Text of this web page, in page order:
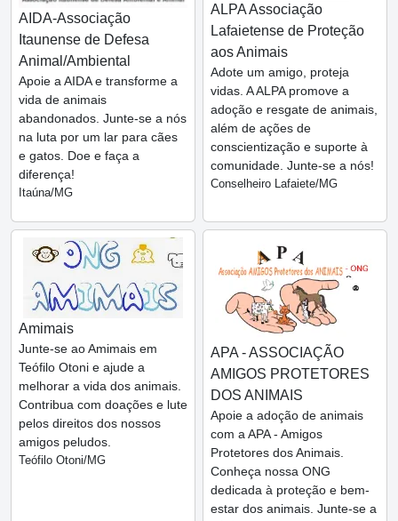
AIDA-Associação
Itaunense de Defesa
Animal/Ambiental
Apoie a AIDA e transforme a
vida de animais
abandonados. Junte-se a nós
na luta por um lar para cães
e gatos. Doe e faça a
diferença!
Itaúna/MG
ALPA Associação
Lafaietense de Proteção
aos Animais
Adote um amigo, proteja
vidas. A ALPA promove a
adoção e resgate de animais,
além de ações de
conscientização e suporte à
comunidade. Junte-se a nós!
Conselheiro Lafaiete/MG
Amimais
Junte-se ao Amimais em
Teófilo Otoni e ajude a
melhorar a vida dos animais.
Contribua com doações e lute
pelos direitos dos nossos
amigos peludos.
Teófilo Otoni/MG
APA - ASSOCIAÇÃO
AMIGOS PROTETORES
DOS ANIMAIS
Apoie a adoção de animais
com a APA - Amigos
Protetores dos Animais.
Conheça nossa ONG
dedicada à proteção e bem-
estar dos animais. Junte-se a